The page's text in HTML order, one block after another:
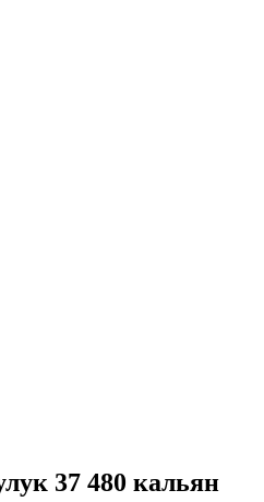
37 480 кальян